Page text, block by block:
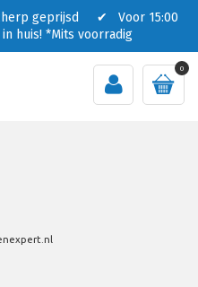
geprijsd ✔ Voor 15:00
huis! *Mits voorradig
0